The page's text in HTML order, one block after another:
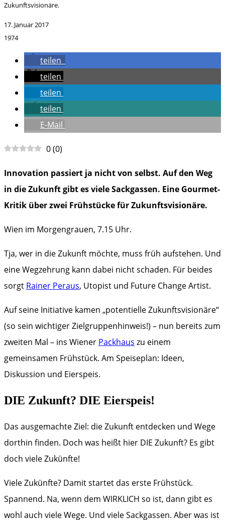
Zukunftsvisionäre.
17. Januar 2017
1974
teilen
teilen
teilen
teilen
E-Mail
0(0)
Innovation passiert ja nicht von selbst. Auf den Weg
in die Zukunft gibt es viele Sackgassen. Eine Gourmet-
Kritik über zwei Frühstücke für Zukunftsvisionäre.
Wien im Morgengrauen, 7.15 Uhr.
Tja, wer in die Zukunft möchte, muss früh aufstehen. Und
eine Wegzehrung kann dabei nicht schaden. Für beides
sorgt Rainer Peraus, Utopist und Future Change Artist.
Auf seine Initiative kamen „potentielle Zukunftsvisionäre“
(so sein wichtiger Zielgruppenhinweis!) – nun bereits zum
zweiten Mal – ins Wiener Packhaus zu einem
gemeinsamen Frühstück. Am Speiseplan: Ideen,
Diskussion und Eierspeis.
DIE Zukunft? DIE Eierspeis!
Das ausgemachte Ziel: die Zukunft entdecken und Wege
dorthin finden. Doch was heißt hier DIE Zukunft? Es gibt
doch viele Zukünfte!
Viele Zukünfte? Damit startet das erste Frühstück.
Spannend. Na, wenn dem WIRKLICH so ist, dann gibt es
wohl auch viele Wege. Und viele Sackgassen. Aber was ist